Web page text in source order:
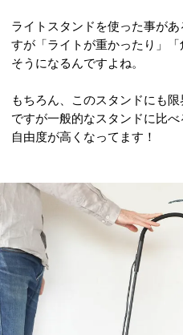
ライトスタンドを使った事が
すが「ライトが重かったり」
そうになるんですよね。
もちろん、このスタンドにも限
ですが一般的なスタンドに比
自由度が高くなってます！